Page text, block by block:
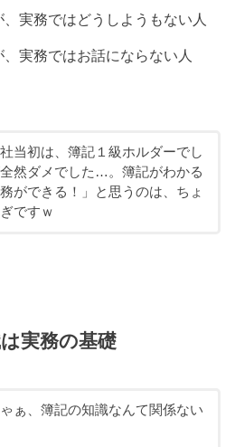
実務ではどうしようもない人
実務ではお話にならない人
当初は、簿記１級ホルダーでし
然ダメでした…。簿記がわかる
ができる！」と思うのは、ちょ
ですｗ
実務の基礎
ぁ、簿記の知識なんて関係ない